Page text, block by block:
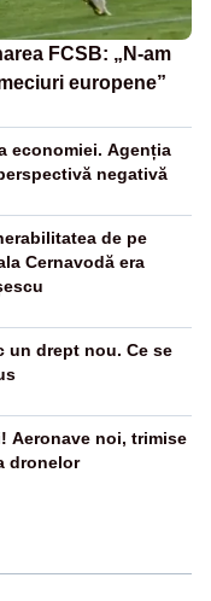
FCSB: „N-am
europene”
economiei. Agenția
negativă
de pe
Cernavodă era
un drept nou. Ce se
Aeronave noi, trimise
dronelor